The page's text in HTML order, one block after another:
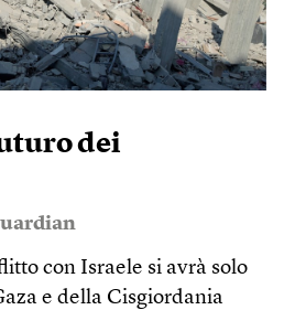
dei
con Israele si avrà solo
e della Cisgiordania